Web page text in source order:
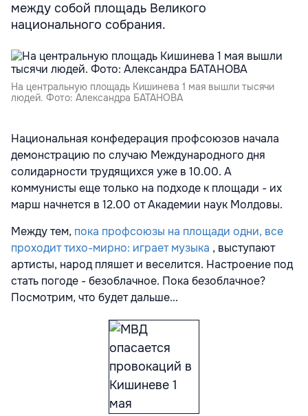
между собой площадь Великого
национального собрания.
На центральную площадь Кишинева 1 мая вышли тысячи
людей. Фото: Александра БАТАНОВА
Национальная конфедерация профсоюзов начала
демонстрацию по случаю Международного дня
солидарности трудящихся уже в 10.00. А
коммунисты еще только на подходе к площади - их
марш начнется в 12.00 от Академии наук Молдовы.
Между тем, пока профсоюзы на площади одни, все
проходит тихо-мирно: играет музыка , выступают
артисты, народ пляшет и веселится. Настроение под
стать погоде - безоблачное. Пока безоблачное?
Посмотрим, что будет дальше...